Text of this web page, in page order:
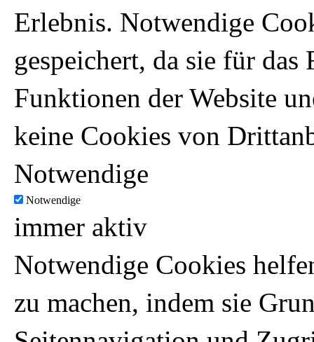
Erlebnis. Notwendige
gespeichert, da sie für
Funktionen der Website
keine Cookies von
Notwendige
Notwendige
immer aktiv
Notwendige Cookies
zu machen, indem sie